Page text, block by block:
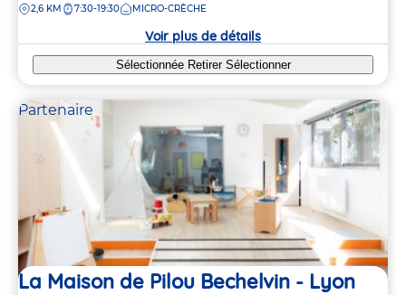
la
DISTANCE
2,6 KM 7:30-19:30 MICRO-CRÈCHE
Voir plus de détails
Sélectionnée Retirer Sélectionner
Partenaire
La Maison de Pilou Bechelvin - Lyon